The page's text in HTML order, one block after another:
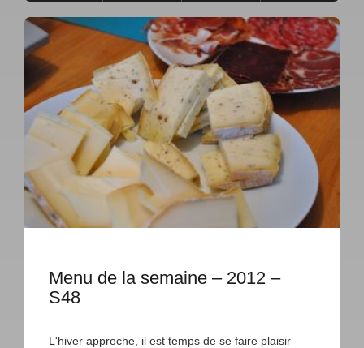
Menu de la semaine – 2012 –
S48
L'hiver approche, il est temps de se faire plaisir